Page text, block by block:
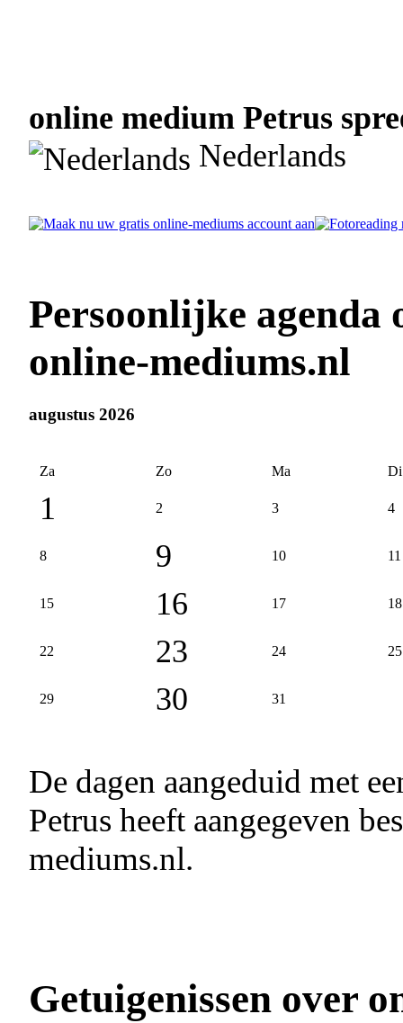
online medium Petrus
Nederlands
Persoonlijke agenda
online-mediums.nl
augustus 2026
Za Zo Ma Di
1 2 3 4
8 9 10 11
15 16 17 18
22 23 24 25
29 30 31
De dagen aangeduid met
Petrus heeft aangegeven
mediums.nl.
Getuigenissen over